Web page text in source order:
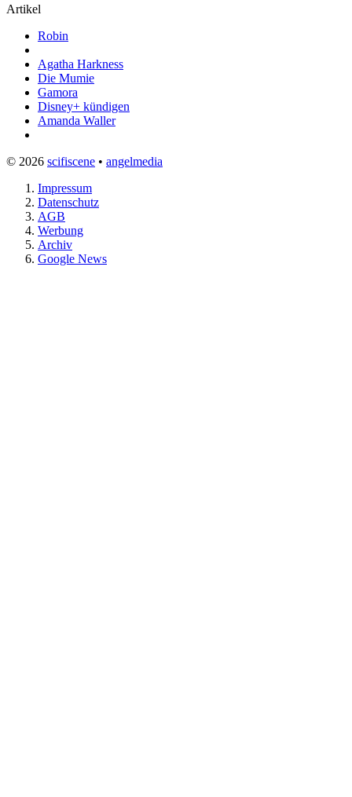
Artikel
Robin
Agatha Harkness
Die Mumie
Gamora
Disney+ kündigen
Amanda Waller
© 2026 scifiscene • angelmedia
Impressum
Datenschutz
AGB
Werbung
Archiv
Google News